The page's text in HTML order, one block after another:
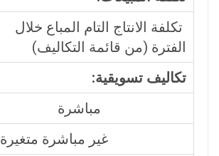
تكلفة الانتاج التام المباع خلال
الفترة (من قائمة التكاليف)
تكاليف تسويقية:
مباشرة
غير مباشرة متغيرة